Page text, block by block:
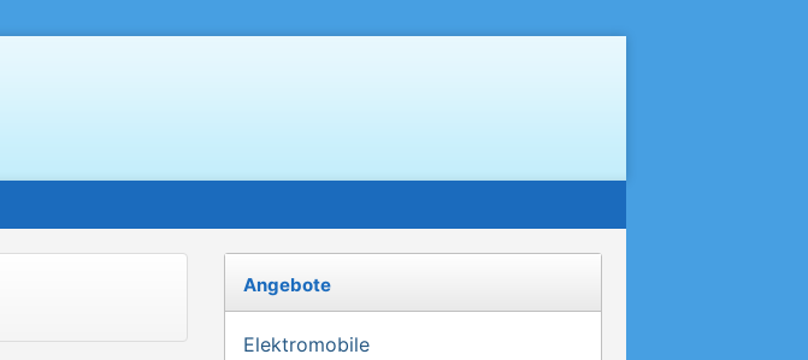
Angebote
Elektromobile